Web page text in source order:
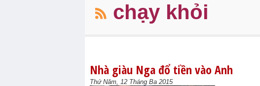
chạy khỏi
Nhà giàu Nga đổ tiền vào Anh
Thứ Năm, 12 Tháng Ba 2015